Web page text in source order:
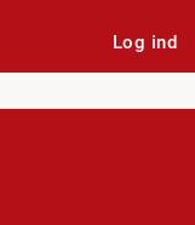
Log ind